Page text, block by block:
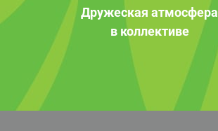
Дружеская атмосфера
в коллективе